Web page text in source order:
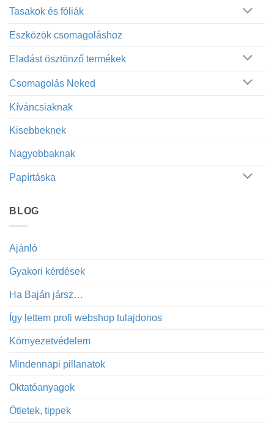
Tasakok és fóliák
Eszközök csomagoláshoz
Eladást ösztönző termékek
Csomagolás Neked
Kíváncsiaknak
Kisebbeknek
Nagyobbaknak
Papírtáska
BLOG
Ajánló
Gyakori kérdések
Ha Baján jársz…
Így lettem profi webshop tulajdonos
Környezetvédelem
Mindennapi pillanatok
Oktatóanyagok
Ötletek, tippek